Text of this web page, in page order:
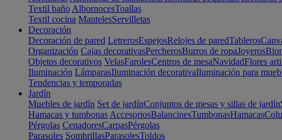
Textil baño AlbornocesToallas
Textil cocina MantelesServilletas
Decoración
Decoración de pared LetrerosEspejosRelojes de paredTableros
Organización Cajas decorativasPercherosBurros de ropaJoyeros
Objetos decorativos VelasFarolesCentros de mesaNavidadFlores
Iluminación LámparasIluminación decorativaIluminación para
Tendencias y temporadas
Jardín
Muebles de jardín Set de jardínConjuntos de mesas y sillas de jardín
Hamacas y tumbonas AccesoriosBalancinesTumbonasHamacas
Pérgolas CenadoresCarpasPérgolas
Parasoles SombrillasParasolesToldos